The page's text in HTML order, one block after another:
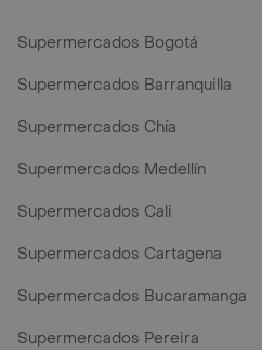
Supermercados Bogotá
Supermercados Barranquilla
Supermercados Chía
Supermercados Medellín
Supermercados Cali
Supermercados Cartagena
Supermercados Bucaramanga
Supermercados Pereira